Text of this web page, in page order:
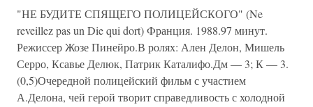
"НЕ БУДИТЕ СПЯЩЕГО ПОЛИЦЕЙСКОГО" (Ne
reveillez pas un Die qui dort) Франция. 1988.97 минут.
Режиссер Жозе Пинейро.В ролях: Ален Делон, Мишель
Серро, Ксавье Делюк, Патрик Каталифо.Дм — 3; К — 3.
(0,5)Очередной полицейский фильм с участием
А.Делона, чей герой творит справедливость с холодной